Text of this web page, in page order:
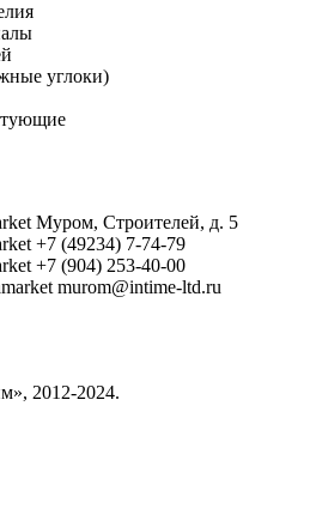
углоки)
Муром, Строителей, д. 5
+7 (49234) 7-74-79
+7 (904) 253-40-00
murom@intime-ltd.ru
2012-2024.